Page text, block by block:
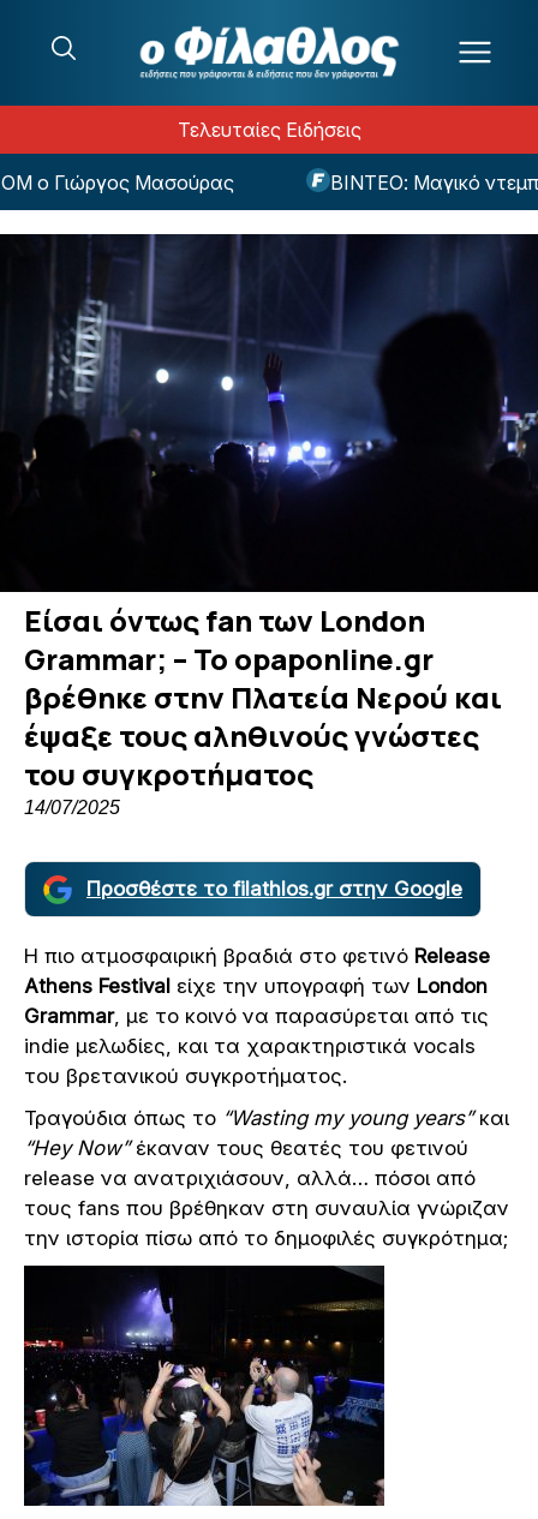
Τελευταίες Ειδήσεις
Μασούρας ΒΙΝΤΕΟ: Μαγικό ντεμπούτο
Είσαι όντως fan των London
Grammar; – Το opaponline.gr
βρέθηκε στην Πλατεία Νερού και
έψαξε τους αληθινούς γνώστες
του συγκροτήματος
14/07/2025
Προσθέστε το filathlos.gr στην Google
H πιο ατμοσφαιρική βραδιά στο φετινό Release
Athens Festival είχε την υπογραφή των London
Grammar, με το κοινό να παρασύρεται από τις
indie μελωδίες, και τα χαρακτηριστικά vocals
του βρετανικού συγκροτήματος.
Τραγούδια όπως το “Wasting my young years”και
“Hey Now”έκαναν τους θεατές του φετινού
release να ανατριχιάσουν, αλλά… πόσοι από
τους fans που βρέθηκαν στη συναυλία γνώριζαν
την ιστορία πίσω από το δημοφιλές συγκρότημα;